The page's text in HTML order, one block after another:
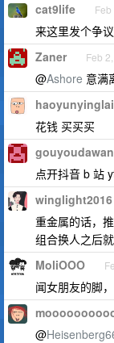
cat9life
来这里发个争
Zaner Feb
@Ashore 意满
haoyunyinglai
花钱 买买买
点开抖音 b 站
winglight2016
重金属的话，
组合换人之后
MoliOOO
闻女朋友的脚
@